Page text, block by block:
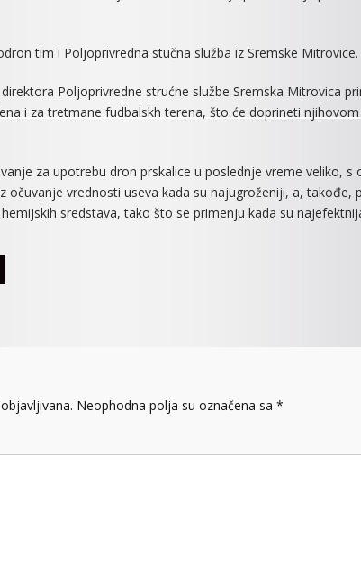
PREZENTACIJA
PRSKALICA
tim i Poljoprivredna stučna služba iz Sremske Mitrovice.
Poljoprivredne strućne službe Sremska Mitrovica
i za tretmane fudbalskh terena, što će doprineti
za upotrebu dron prskalice u poslednje vreme veliko,
očuvanje vrednosti useva kada su najugroženiji, a, takođe,
sredstava, tako što se primenju kada su
Neophodna polja su označena sa *